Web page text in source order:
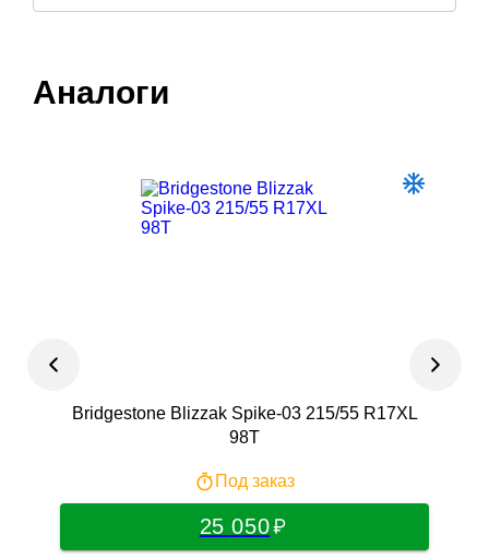
Аналоги
Bridgestone Blizzak Spike-03 215/55 R17XL
98T
Под заказ
25 050